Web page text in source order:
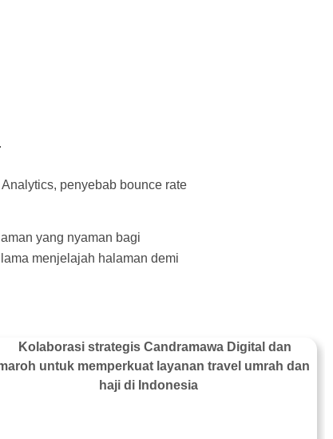
penyebab bounce rate
yang nyaman bagi
menjelajah halaman demi